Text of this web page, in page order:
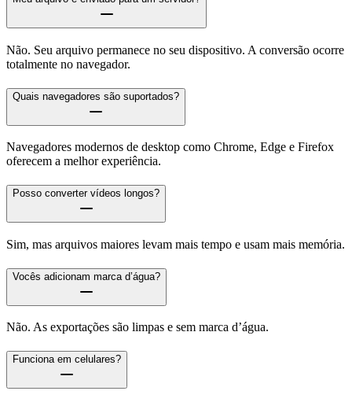
Não. Seu arquivo permanece no seu dispositivo. A conversão ocorre
totalmente no navegador.
Quais navegadores são suportados?
Navegadores modernos de desktop como Chrome, Edge e Firefox
oferecem a melhor experiência.
Posso converter vídeos longos?
Sim, mas arquivos maiores levam mais tempo e usam mais memória.
Vocês adicionam marca d’água?
Não. As exportações são limpas e sem marca d’água.
Funciona em celulares?